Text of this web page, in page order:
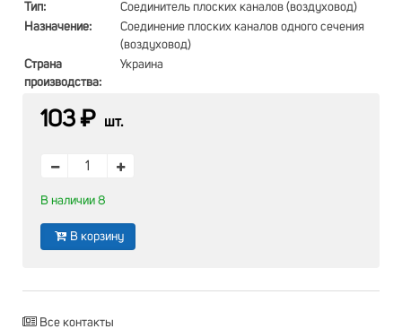
Тип:
Соединитель плоских каналов (воздуховод)
Назначение:
Соединение плоских каналов одного сечения
(воздуховод)
Страна
производства:
Украина
103 ₽ шт.
В наличии 8
В корзину
Все контакты